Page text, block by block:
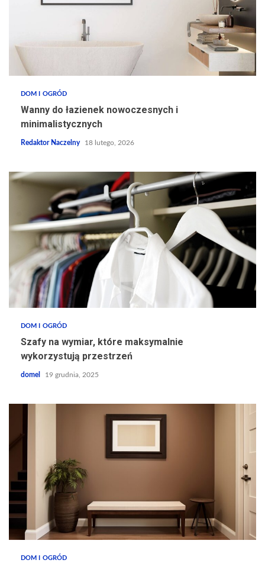
DOM I OGRÓD
Wanny do łazienek nowoczesnych i
minimalistycznych
Redaktor Naczelny 18 lutego, 2026
DOM I OGRÓD
Szafy na wymiar, które maksymalnie
wykorzystują przestrzeń
domel 19 grudnia, 2025
DOM I OGRÓD